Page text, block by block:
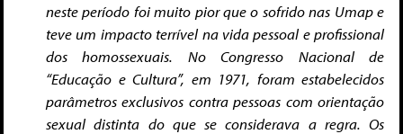
neste período foi muito pior que o sofrido nas Umap e
teve um impacto terrível na vida pessoal e profissional
dos homossexuais. No Congresso Nacional de
“Educação e Cultura”, em 1971, foram estabelecidos
parâmetros exclusivos contra pessoas com orientação
sexual distinta do que se considerava a regra. Os